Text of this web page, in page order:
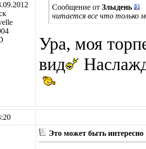
Сообщение от Злыдень
читается все что только
Ура, моя
вид
Это может быть интересно